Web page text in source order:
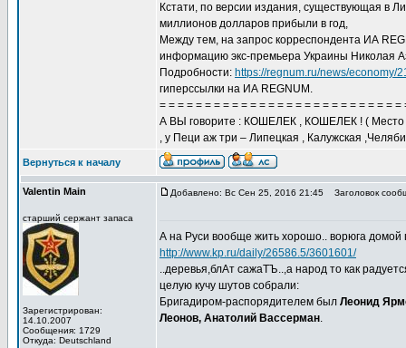
Кстати, по версии издания, существующая в
миллионов долларов прибыли в год,
Между тем, на запрос корреспондента ИА
информацию экс-премьера Украины Николая
Подробности: https://regnum.ru/news/economy/
гиперссылки на ИА REGNUM.
= = = = = = = = = = = = = = = = = = = = = = = = = = =
А ВЫ говорите : КОШЕЛЕК , КОШЕЛЕК ! ( Место
, у Пеци аж три – Липецкая , Калужская
Вернуться к началу
Valentin Main
старший сержант запаса
Зарегистрирован:
14.10.2007
Сообщения: 1729
Откуда: Deutschland
Добавлено: Вс Сен 25, 2016 21:45 Заголовок
А на Руси вообще жить хорошо.. ворюга домой
http://www.kp.ru/daily/26586.5/3601601/
..деревья,блАт сажаТЪ..,а народ то как
целую кучу шутов собрали:
Бригадиром-распорядителем был Леонид
Леонов, Анатолий Вассерман.